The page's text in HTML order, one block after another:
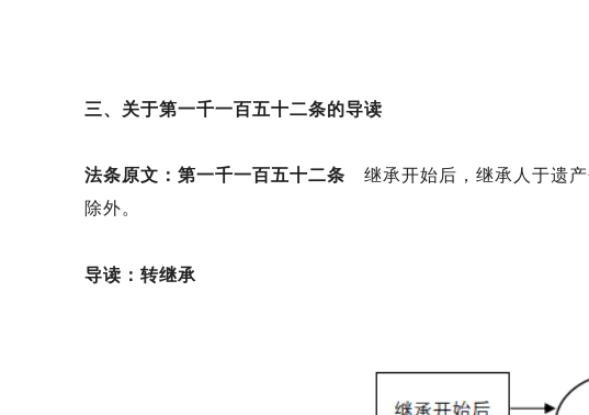
三、关于第一千一百五十二条的导读
法条原文：第一千一百五十二条 继承开始后，继承人于遗产
除外。
导读：转继承